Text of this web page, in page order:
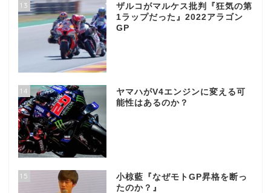
13
ザルコがマルケス批判『狂気の第
1ラップだった』2022アラゴン
GP
14
ヤマハがV4エンジンに変える可
能性はあるのか？
15
小椋藍『なぜモトGP昇格を断っ
たのか？』